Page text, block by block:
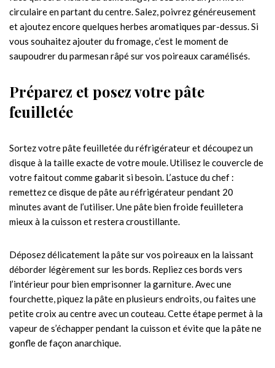
circulaire en partant du centre. Salez, poivrez généreusement
et ajoutez encore quelques herbes aromatiques par-dessus. Si
vous souhaitez ajouter du fromage, c’est le moment de
saupoudrer du parmesan râpé sur vos poireaux caramélisés.
Préparez et posez votre pâte
feuilletée
Sortez votre pâte feuilletée du réfrigérateur et découpez un
disque à la taille exacte de votre moule. Utilisez le couvercle de
votre faitout comme gabarit si besoin. L’astuce du chef :
remettez ce disque de pâte au réfrigérateur pendant 20
minutes avant de l’utiliser. Une pâte bien froide feuilletera
mieux à la cuisson et restera croustillante.
Déposez délicatement la pâte sur vos poireaux en la laissant
déborder légèrement sur les bords. Repliez ces bords vers
l’intérieur pour bien emprisonner la garniture. Avec une
fourchette, piquez la pâte en plusieurs endroits, ou faites une
petite croix au centre avec un couteau. Cette étape permet à la
vapeur de s’échapper pendant la cuisson et évite que la pâte ne
gonfle de façon anarchique.